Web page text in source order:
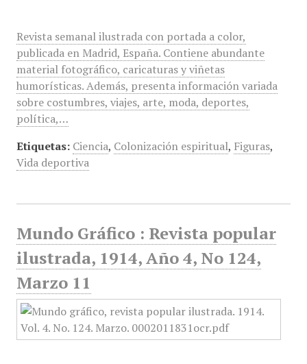
Revista semanal ilustrada con portada a color,
publicada en Madrid, España. Contiene abundante
material fotográfico, caricaturas y viñetas
humorísticas. Además, presenta información variada
sobre costumbres, viajes, arte, moda, deportes,
política,…
Etiquetas: Ciencia, Colonización espiritual, Figuras,
Vida deportiva
Mundo Gráfico : Revista popular
ilustrada, 1914, Año 4, No 124,
Marzo 11